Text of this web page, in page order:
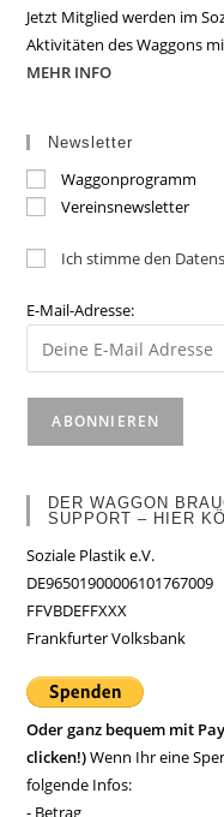
Jetzt Mitglied werden im
Aktivitäten des Waggons
MEHR INFO
Newsletter
Waggonprogramm
Vereinsnewsletter
Ich stimme den
E-Mail-Adresse:
DER WAGGON
SUPPORT – HIER
Soziale Plastik e.V.
DE96501900006101767009
FFVBDEFFXXX
Frankfurter Volksbank
Oder ganz bequem mit
clicken!)Wenn Ihr eine
folgende Infos:
- Betrag